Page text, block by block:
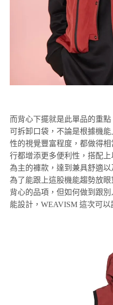
而背心下擺就是此單品的重
可拆卸口袋，不論是根據機
性的視覺豐富程度，都做得
行都增添更多便利性，搭配
為主的褲款，達到兼具舒適
為了能跟上這股機能趨勢放
背心的品項，但如何做到跟
能設計，WEAVISM 這次可